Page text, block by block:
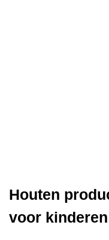
Houten
voor kinderen